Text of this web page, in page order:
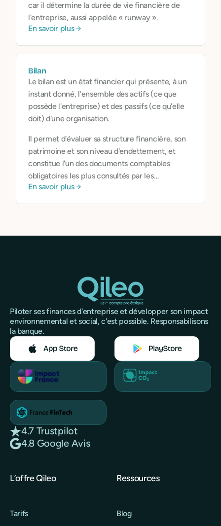
car il détermine la durée de vie financière de
l'entreprise, aussi appelée « runway ».
En savoir plus
Bilan
Le bilan est un état financier qui présente, à un
instant donné, l'ensemble des actifs (ce que
possède l'entreprise) et des passifs (ce qu'elle
doit) d'une organisation.
Il permet d'évaluer sa structure financière, son
patrimoine et son niveau d'endettement, et
constitue l'un des documents comptables
obligatoires les plus consultés par les
partenaires financiers.
En savoir plus
Piloter ses finances d'entreprise et développer son impact
environnemental et social, c'est possible. Responsabilisons
la banque.
4.7 Trustpilot
4.8 Google Avis
L’offre Qileo
Tarifs
Ressources
Blog